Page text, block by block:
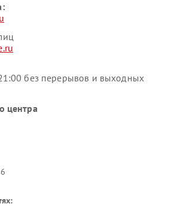
без перерывов и выходных
центра